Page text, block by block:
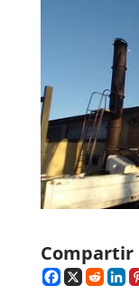
Compartir